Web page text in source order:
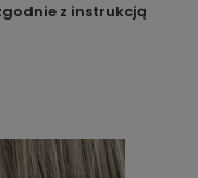
z instrukcją